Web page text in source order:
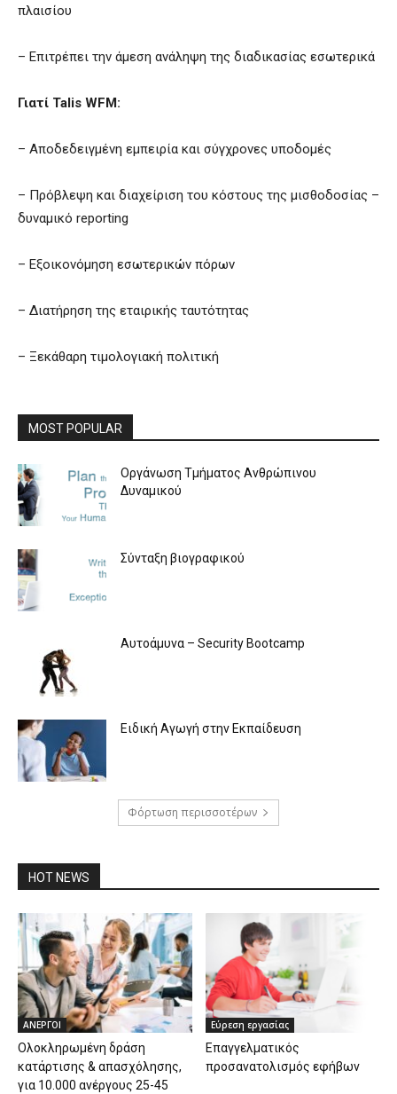
πλαισίου
– Επιτρέπει την άμεση ανάληψη της διαδικασίας εσωτερικά
Γιατί Talis WFM:
– Αποδεδειγμένη εμπειρία και σύγχρονες υποδομές
– Πρόβλεψη και διαχείριση του κόστους της μισθοδοσίας –
δυναμικό reporting
– Εξοικονόμηση εσωτερικών πόρων
– Διατήρηση της εταιρικής ταυτότητας
– Ξεκάθαρη τιμολογιακή πολιτική
MOST POPULAR
Οργάνωση Τμήματος Ανθρώπινου
Δυναμικού
Σύνταξη βιογραφικού
Αυτοάμυνα – Security Bootcamp
Ειδική Αγωγή στην Εκπαίδευση
Φόρτωση περισσοτέρων
HOT NEWS
ΑΝΕΡΓΟΙ
Ολοκληρωμένη δράση
κατάρτισης & απασχόλησης,
για 10.000 ανέργους 25-45
Εύρεση εργασίας
Επαγγελματικός
προσανατολισμός εφήβων